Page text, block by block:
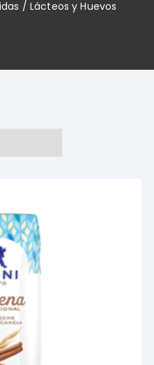
/ Lácteos y Huevos